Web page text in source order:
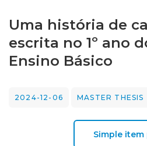
Statistics
Uma história de
escrita no 1º ano
Ensino Básico
2024-12-06 MASTER THESIS
Simple item